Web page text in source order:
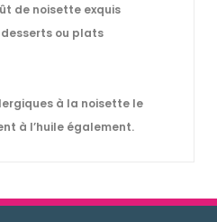
de noisette exquis
ou plats
à la noisette le
à l’huile également.